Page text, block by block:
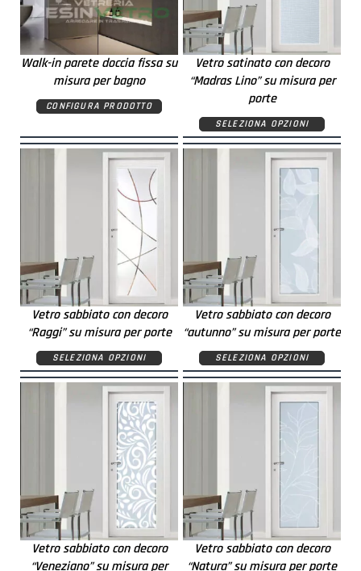
Walk-in parete doccia fissa su
misura per bagno
CONFIGURA PRODOTTO
Vetro satinato con decoro
“Madras Lino” su misura per
porte
SELEZIONA OPZIONI
Vetro sabbiato con decoro
“Raggi” su misura per porte
SELEZIONA OPZIONI
Vetro sabbiato con decoro
“autunno” su misura per porte
SELEZIONA OPZIONI
Vetro sabbiato con decoro
“Veneziano” su misura per
Vetro sabbiato con decoro
“Natura” su misura per porte